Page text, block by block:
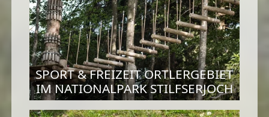
SPORT & FREIZEIT ORTLERGEBIET
IM NATIONALPARK STILFSERJOCH